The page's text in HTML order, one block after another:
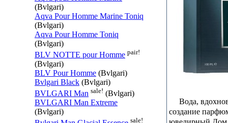
(Bvlgari)
Aqva Pour Homme Marine Toniq
(Bvlgari)
Aqva Pour Homme Toniq
(Bvlgari)
BLV NOTTE pour Homme pair!
(Bvlgari)
BLV Pour Homme (Bvlgari)
Bvlgari Black (Bvlgari)
BVLGARI Man sale! (Bvlgari)
BVLGARI Man Extreme
(Bvlgari)
sale!
Вода,
создание